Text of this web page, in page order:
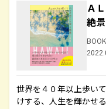
Ａ
絶
世界を４０年以上歩い
けする、人生を輝かせ